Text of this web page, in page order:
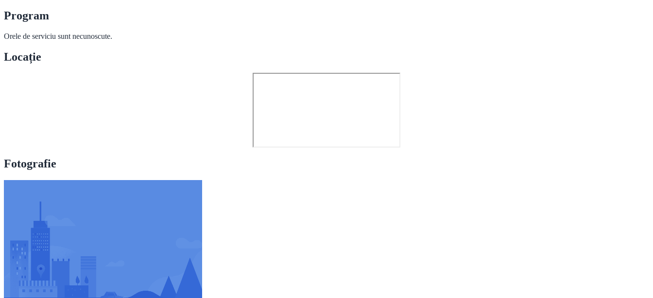
Program
Orele de serviciu sunt necunoscute.
Locație
Fotografie